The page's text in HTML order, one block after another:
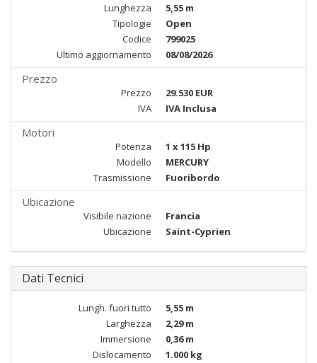
Lunghezza
5,55 m
Tipologie
Open
Codice
799025
Ultimo aggiornamento
08/08/2026
Prezzo
Prezzo
29.530 EUR
IVA
IVA Inclusa
Motori
Potenza
1 x 115 Hp
Modello
MERCURY
Trasmissione
Fuoribordo
Ubicazione
Visibile nazione
Francia
Ubicazione
Saint-Cyprien
Dati Tecnici
Lungh. fuori tutto
5,55 m
Larghezza
2,29 m
Immersione
0,36 m
Dislocamento
1.000 kg